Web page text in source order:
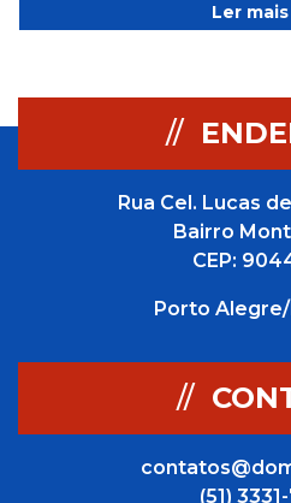
Ler mais
//
Rua Cel. Lucas
Bairro
CEP:
Porto Alegre/
//
(51)